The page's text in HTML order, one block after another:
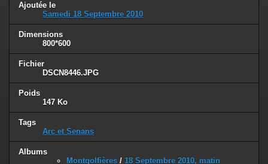
Ajoutée le
Samedi 18 Septembre 2010
Dimensions
800*600
Fichier
DSCN8446.JPG
Poids
147 Ko
Tags
Arc et Senans
Albums
Montgolfières / 18 Septembre 2010, matin